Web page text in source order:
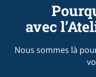
avec
Nous sommes là